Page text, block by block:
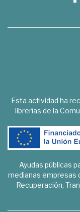
Esta actividad ha
librerías de la
Ayudas públicas
medianas empresas
Recuperación,